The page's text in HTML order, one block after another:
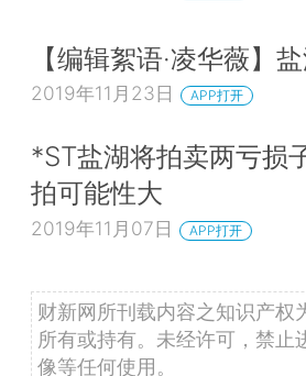
【编辑絮语·凌华薇】
2019年11月23日 APP打开
*ST盐湖将拍卖两亏损
拍可能性大
2019年11月07日 APP打开
财新网所刊载内容之知识产权
所有或持有。未经许可，禁
像等任何使用。